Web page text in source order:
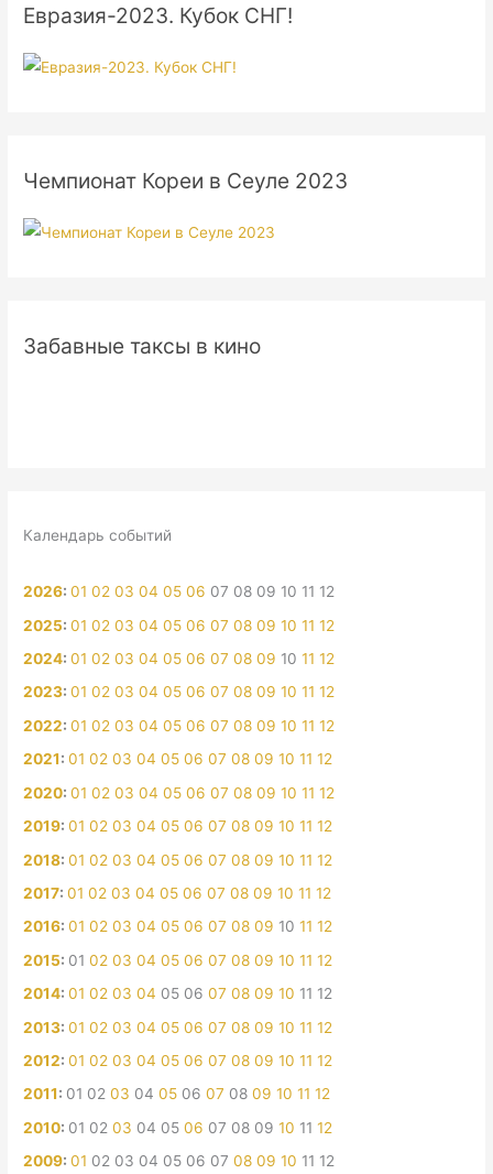
Евразия-2023. Кубок СНГ!
Чемпионат Кореи в Сеуле 2023
Забавные таксы в кино
Календарь событий
2026:01 02 03 04 05 06 07 08 09 10 11 12
2025:01 02 03 04 05 06 07 08 09 10 11 12
2024:01 02 03 04 05 06 07 08 09 10 11 12
2023:01 02 03 04 05 06 07 08 09 10 11 12
2022:01 02 03 04 05 06 07 08 09 10 11 12
2021:01 02 03 04 05 06 07 08 09 10 11 12
2020:01 02 03 04 05 06 07 08 09 10 11 12
2019:01 02 03 04 05 06 07 08 09 10 11 12
2018:01 02 03 04 05 06 07 08 09 10 11 12
2017:01 02 03 04 05 06 07 08 09 10 11 12
2016:01 02 03 04 05 06 07 08 09 10 11 12
2015: 01 02 03 04 05 06 07 08 09 10 11 12
2014:01 02 03 04 05 06 07 08 09 10 11 12
2013:01 02 03 04 05 06 07 08 09 10 11 12
2012:01 02 03 04 05 06 07 08 09 10 11 12
2011: 01 02 03 04 05 06 07 08 09 10 11 12
2010: 01 02 03 04 05 06 07 08 09 10 11 12
2009:01 02 03 04 05 06 07 08 09 10 11 12